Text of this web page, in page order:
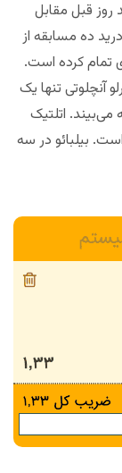
قبل مقابل
ده مسابقه از
تمام کرده است.
آنچلوتی تنها یک
اتلتیک
بیلبائو در سه